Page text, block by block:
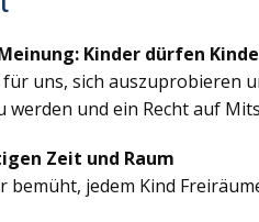
Kinder dürfen
uns, sich auszuprobieren
werden und ein Recht auf
Zeit und Raum
bemüht, jedem Kind